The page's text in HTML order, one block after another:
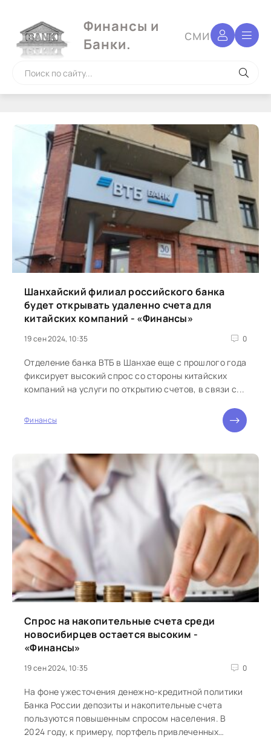
Финансы и
Банки.
сми
Шанхайский филиал российского банка
будет открывать удаленно счета для
китайских компаний - «Финансы»
19 сен 2024, 10:35 0
Отделение банка ВТБ в Шанхае еще с прошлого года
фиксирует высокий спрос со стороны китайских
компаний на услуги по открытию счетов, в связи с...
Финансы
Спрос на накопительные счета среди
новосибирцев остается высоким -
«Финансы»
19 сен 2024, 10:35 0
На фоне ужесточения денежно-кредитной политики
Банка России депозиты и накопительные счета
пользуются повышенным спросом населения. В
2024 году, к примеру, портфель привлеченных